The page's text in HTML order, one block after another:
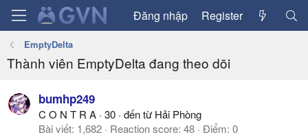
Đăng nhập Register
EmptyDelta
Thành viên EmptyDelta đang theo dõi
bumhp249
C O N T R A · 30 · đến từ Hải Phòng
Bài viết 1,682 Reaction score 48 Điểm 0